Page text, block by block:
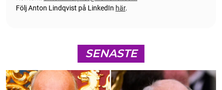
Följ Anton Lindqvist på LinkedIn här.
SENASTE